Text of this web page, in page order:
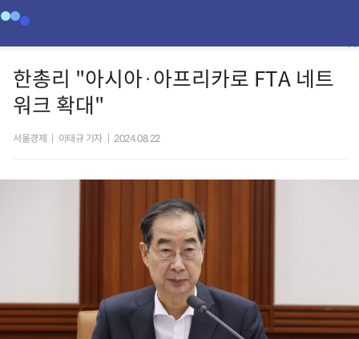
한총리 "아시아·아프리카로 FTA 네트
워크 확대"
서울경제 이태규 기자 2024.08.22